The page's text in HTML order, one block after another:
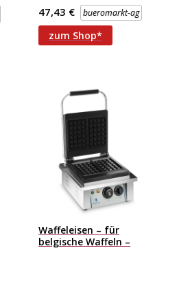
Handhabung durch
Einschalt- und
Bereitschaftstemperaturanzeige
.
bueromarkt-ag
47,43 €
zum Shop*
Waffeleisen – für
belgische Waffeln –